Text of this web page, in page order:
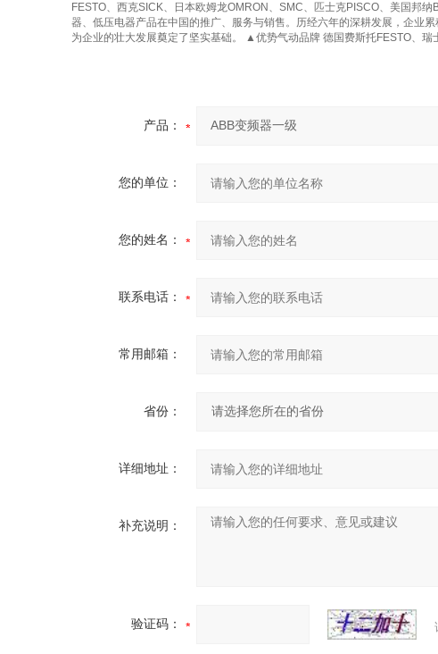
FESTO、西克SICK、日本欧姆龙OMRON、SMC、匹士克PISCO、美国邦
器、低压电器产品在中国的推广、服务与销售。历经六年的深耕发展，企业
为企业的壮大发展奠定了坚实基础。 ▲优势气动品牌 德国费斯托FESTO、
产品：
您的单位：
您的姓名：
联系电话：
常用邮箱：
省份：
详细地址：
补充说明：
验证码：